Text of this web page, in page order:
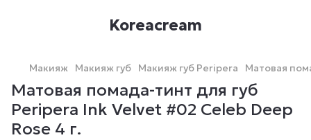
Koreacream
Макияж Макияж губ Макияж губ Peripera Матовая
Матовая помада-тинт для губ
Peripera Ink Velvet #02 Celeb Deep
Rose 4 г.